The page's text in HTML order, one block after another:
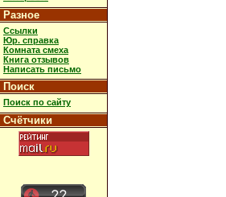
Разное
Ссылки
Юр. справка
Комната смеха
Книга отзывов
Написать письмо
Поиск
Поиск по сайту
Счётчики